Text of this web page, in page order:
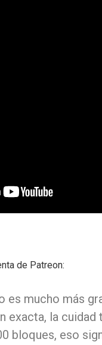
de Patreon:
es mucho más
exacta, la
bloques, eso